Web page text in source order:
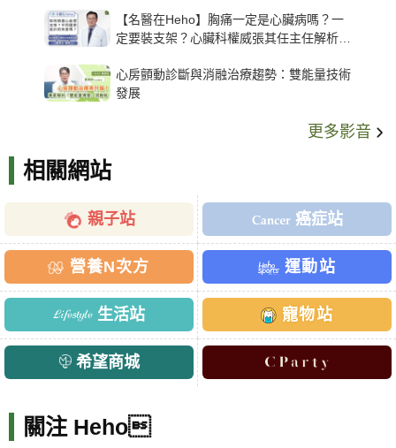
【名醫在Heho】胸痛一定是心臟病嗎？一
定要裝支架？心臟科權威張其任主任解析支
心房顫動診斷與消融治療趨勢：雙能量技術
發展
更多影音
相關網站
親子站 癌症站
營養N次方 運動站
生活站 寵物站
希望商城
關注 Heho